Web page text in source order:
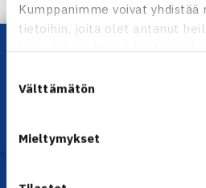
Kumppanimme voivat
tietoihin, joita olet antanut
valinta
Välttämätön
Mieltymykset
← Edellinen
Seuraava uutinen: Venäjä
→
Lataa OmaTennis!